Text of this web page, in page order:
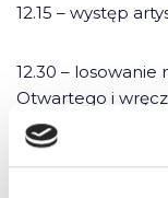
12.15 – występ
12.30 –
Otwartego i